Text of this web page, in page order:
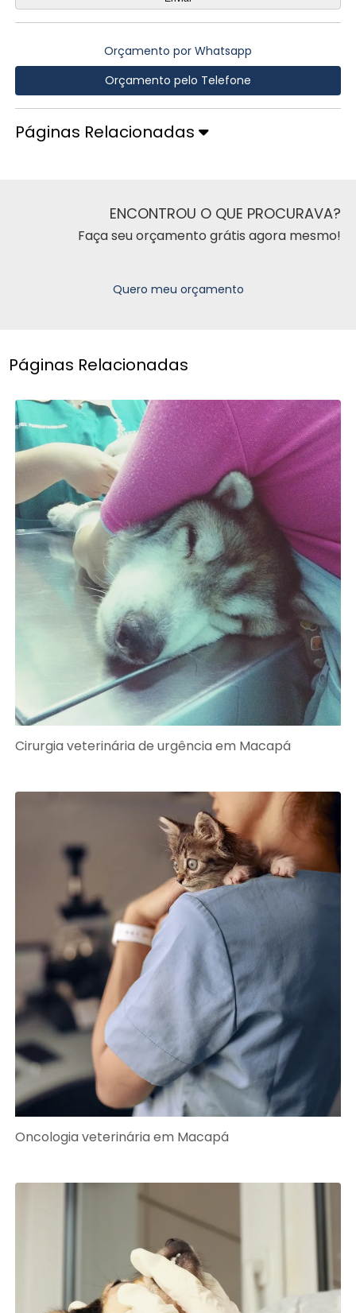
Orçamento por Whatsapp
Orçamento pelo Telefone
Páginas Relacionadas
ENCONTROU O QUE PROCURAVA?
Faça seu orçamento grátis agora mesmo!
Quero meu orçamento
Páginas Relacionadas
Cirurgia veterinária de urgência em Macapá
Oncologia veterinária em Macapá